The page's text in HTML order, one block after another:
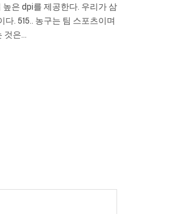
은 dpi를 제공한다. 우리가 삼
. 515.. 농구는 팀 스포츠이며
것은...